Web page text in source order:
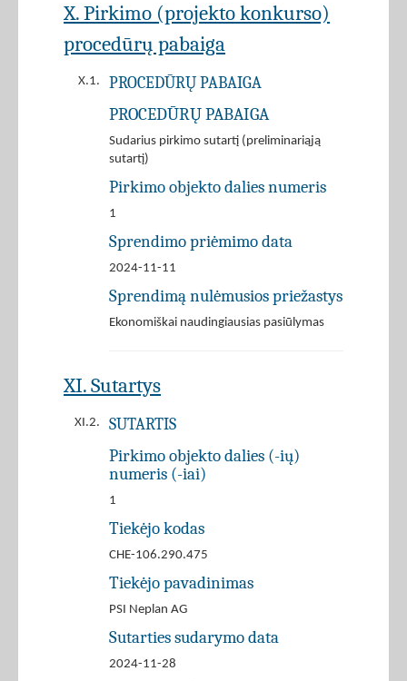
X. Pirkimo (projekto konkurso)
procedūrų pabaiga
X.1. PROCEDŪRŲ PABAIGA
PROCEDŪRŲ PABAIGA
Sudarius pirkimo sutartį (preliminariąją
sutartį)
Pirkimo objekto dalies numeris
1
Sprendimo priėmimo data
2024-11-11
Sprendimą nulėmusios priežastys
Ekonomiškai naudingiausias pasiūlymas
XI. Sutartys
XI.2. SUTARTIS
Pirkimo objekto dalies (-ių)
numeris (-iai)
1
Tiekėjo kodas
CHE-106.290.475
Tiekėjo pavadinimas
PSI Neplan AG
Sutarties sudarymo data
2024-11-28